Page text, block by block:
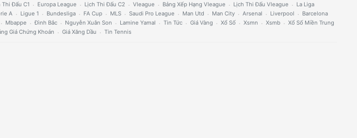
Thi Đấu C1 Europa League Lịch Thi Đấu C2 Vleague Bảng Xếp Hạng Vleague Lịch Thi Đấu Vleague
La Liga
A Ligue 1 Bundesliga FA Cup MLS Saudi Pro League Man Utd Man City Arsenal Liverpool
Barcelona
Mbappe Đình Bắc Nguyễn Xuân Son Lamine Yamal Tin Tức Giá Vàng Xổ Số Xsmn Xsmb
Xổ Số Miền Trung
Giá Chứng Khoán Giá Xăng Dầu Tin Tennis